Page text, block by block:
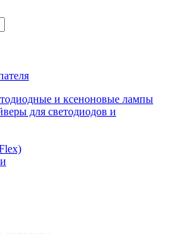
и ксеноновые лампы
для светодиодов и